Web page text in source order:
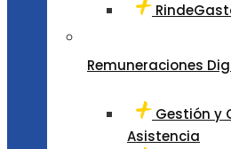
Remuneraciones
Gestión y
Asistencia